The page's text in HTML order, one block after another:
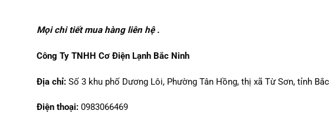
Mọi chi tiết mua hàng liên hệ .
Công Ty TNHH Cơ Điện Lạnh Bắc Ninh
Địa chỉ: Số 3 khu phố Dương Lôi, Phường Tân Hồng, thị xã Từ Sơn, tỉnh
Điện thoại: 0983066469